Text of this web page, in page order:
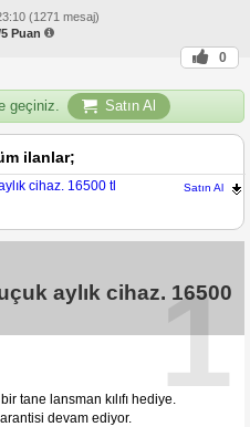
(1271 mesaj)
Puan
0
geçiniz. Satın Al
ilanlar;
cihaz. 16500 tl Satın Al
1
aylık cihaz. 16500
tane lansman kılıfı hediye.
devam ediyor.